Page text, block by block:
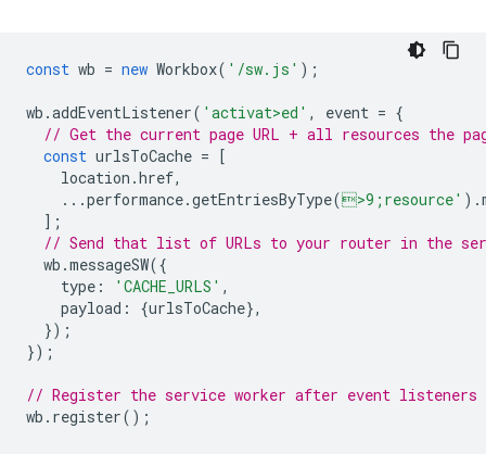
const wb = new Workbox( '/sw.js' );
wb .addEventListener( 'activat>ed' , event = {
// Get the current page URL + all resources the
const urlsToCache = [
location .href,
...performance.getEntriesByType(>9;resource' ).
];
// Send that list of URLs to your router in the
wb .messageSW({
type : 'CACHE_URLS' ,
payload : {urlsToCache},
});
});
// Register the service worker after event listeners
wb . register();